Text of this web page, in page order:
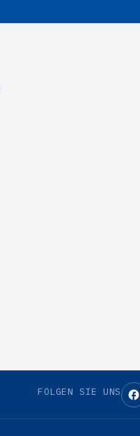
FOLGEN SIE UNS